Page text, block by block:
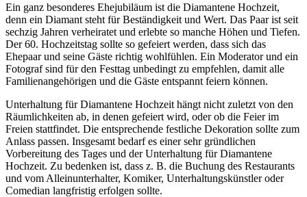
Ein ganz besonderes Ehejubiläum ist die Diamantene Hochzeit,
denn ein Diamant steht für Beständigkeit und Wert. Das Paar ist seit
sechzig Jahren verheiratet und erlebte so manche Höhen und Tiefen.
Der 60. Hochzeitstag sollte so gefeiert werden, dass sich das
Ehepaar und seine Gäste richtig wohlfühlen. Ein Moderator und ein
Fotograf sind für den Festtag unbedingt zu empfehlen, damit alle
Familienangehörigen und die Gäste entspannt feiern können.
Unterhaltung für Diamantene Hochzeit hängt nicht zuletzt von den
Räumlichkeiten ab, in denen gefeiert wird, oder ob die Feier im
Freien stattfindet. Die entsprechende festliche Dekoration sollte zum
Anlass passen. Insgesamt bedarf es einer sehr gründlichen
Vorbereitung des Tages und der Unterhaltung für Diamantene
Hochzeit. Zu bedenken ist, dass z. B. die Buchung des Restaurants
und vom Alleinunterhalter, Komiker, Unterhaltungskünstler oder
Comedian langfristig erfolgen sollte.